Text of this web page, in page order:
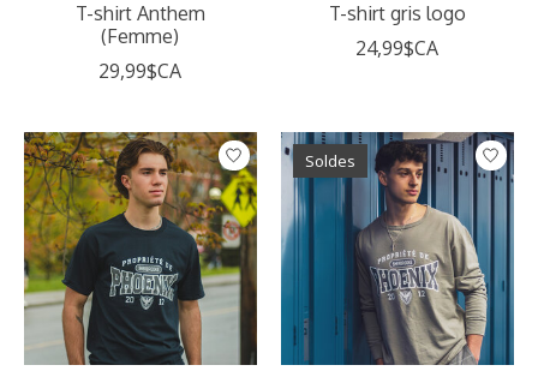
T-shirt Anthem
(Femme)
29,99$CA
T-shirt gris logo
24,99$CA
Soldes